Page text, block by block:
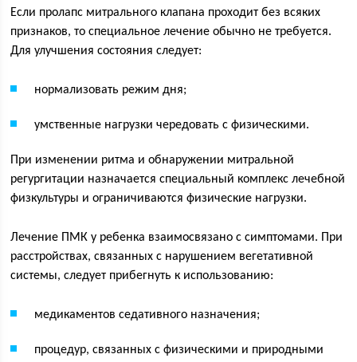
Если пролапс митрального клапана проходит без всяких
признаков, то специальное лечение обычно не требуется.
Для улучшения состояния следует:
нормализовать режим дня;
умственные нагрузки чередовать с физическими.
При изменении ритма и обнаружении митральной
регургитации назначается специальный комплекс лечебной
физкультуры и ограничиваются физические нагрузки.
Лечение ПМК у ребенка взаимосвязано с симптомами. При
расстройствах, связанных с нарушением вегетативной
системы, следует прибегнуть к использованию:
медикаментов седативного назначения;
процедур, связанных с физическими и природными